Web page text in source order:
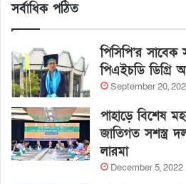
সর্বাধিক পঠিত
পিসিপি’র
পিএইচডি ডিগ্রি
September 20,
পাহাড়ে বিশেষ
জাতিগত সশস্ত্র
লারমা
December 5, 2022